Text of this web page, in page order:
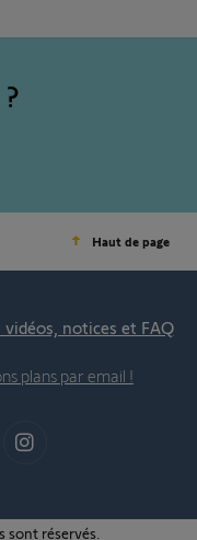
Haut de page
notices et FAQ
plans par email !
sont réservés.